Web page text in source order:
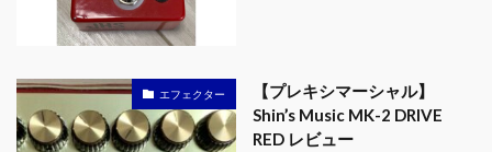
エフェクター
【プレキシマーシャル】
Shin’s Music MK-2 DRIVE
RED レビュー